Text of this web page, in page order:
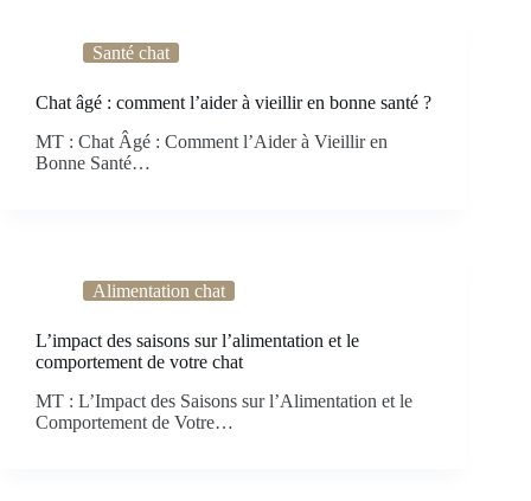
Santé chat
Chat âgé : comment l’aider à vieillir en bonne santé ?
MT : Chat Âgé : Comment l’Aider à Vieillir en
Bonne Santé…
Alimentation chat
L’impact des saisons sur l’alimentation et le
comportement de votre chat
MT : L’Impact des Saisons sur l’Alimentation et le
Comportement de Votre…